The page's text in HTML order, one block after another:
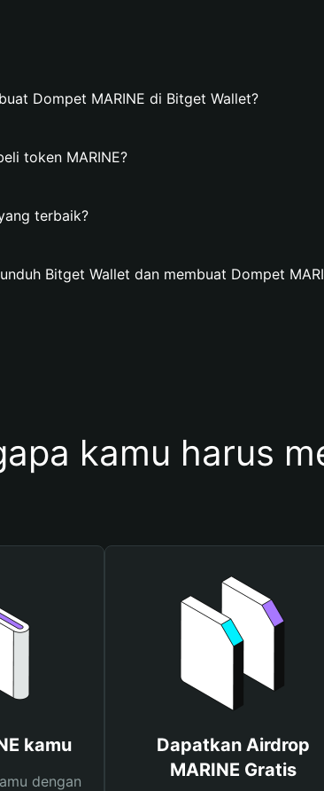
Dompet MARINE di Bitget Wallet?
token MARINE?
terbaik?
Bitget Wallet dan membuat Dompet
kamu harus
kamu
dengan
Dapatkan Airdrop
MARINE Gratis